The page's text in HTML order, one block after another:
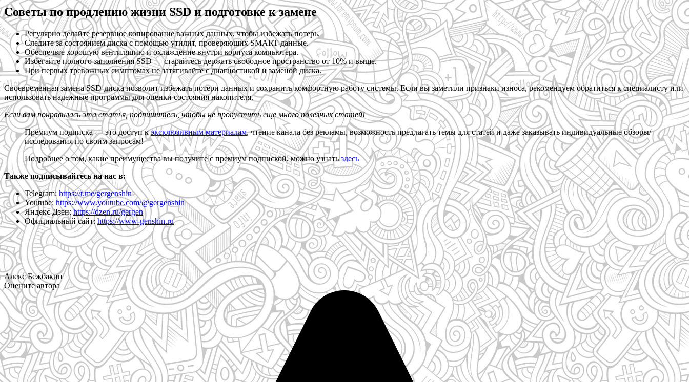
Советы по продлению жизни SSD и подготовке к замене
Регулярно делайте резервное копирование важных данных, чтобы избежать потерь.
Следите за состоянием диска с помощью утилит, проверяющих SMART-данные.
Обеспечьте хорошую вентиляцию и охлаждение внутри корпуса компьютера.
Избегайте полного заполнения SSD — старайтесь держать свободное пространство от 10% и выше.
При первых тревожных симптомах не затягивайте с диагностикой и заменой диска.
Своевременная замена SSD-диска позволит избежать потери данных и сохранить комфортную работу системы. Если вы заметили признаки износа, рекомендуем обратиться к специалисту или
использовать надежные программы для оценки состояния накопителя.
Если вам понравилась эта статья, подпишитесь, чтобы не пропустить еще много полезных статей!
Премиум подписка — это доступ кэксклюзивным материалам, чтение канала без рекламы, возможность предлагать темы для статей и даже заказывать индивидуальные обзоры/
исследования по своим запросам!
Подробнее о том, какие преимущества вы получите с премиум подпиской, можно узнатьздесь
Также подписывайтесь на нас в:
Telegram: https://t.me/gergenshin
Youtube: https://www.youtube.com/@gergenshin
Яндекс Дзен:https://dzen.ru/gergen
Официальный сайт: https://www-genshin.ru
Алекс Бежбакин
Оцените автора